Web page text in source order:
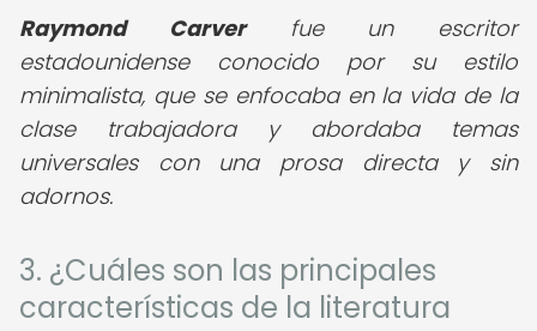
Raymond Carverfue un escritor
estadounidense conocido por su estilo
minimalista, que se enfocaba en la vida de la
clase trabajadora y abordaba temas
universales con una prosa directa y sin
adornos.
3. ¿Cuáles son las principales
características de la literatura